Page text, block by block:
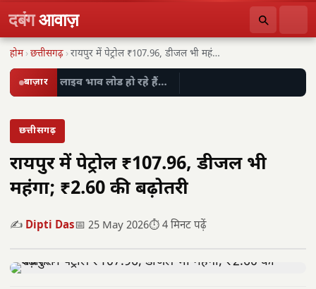
दबंगआवाज़
होम ›छत्तीसगढ़ › रायपुर में पेट्रोल ₹107.96, डीजल भी महंगा; ₹2.60…
बाज़ार लाइव भाव लोड हो रहे हैं…
छत्तीसगढ़
रायपुर में पेट्रोल ₹107.96, डीजल भी
महंगा; ₹2.60 की बढ़ोतरी
✍️ Dipti Das📅 25 May 2026⏱️ 4 मिनट पढ़ें